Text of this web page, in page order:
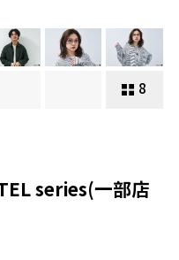
8
series(一部店